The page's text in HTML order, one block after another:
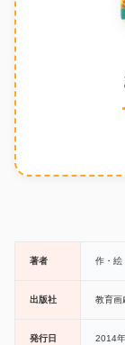
著者 作・絵
出版社 教育画
発行日 2014